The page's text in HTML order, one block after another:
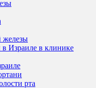
железы
Израиле в клинике
рта